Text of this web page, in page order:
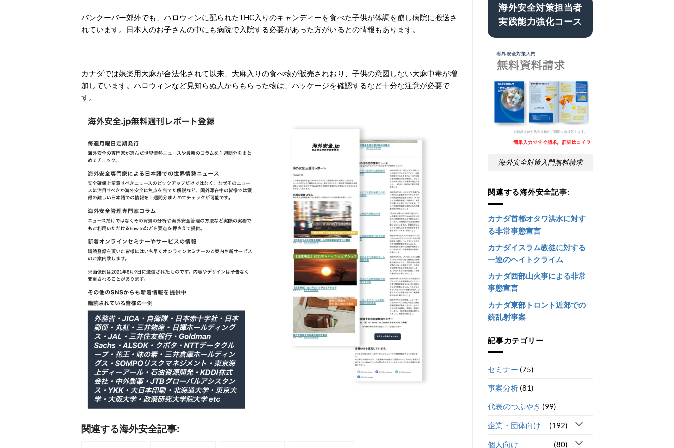
バンクーバー郊外でも、ハロウィンに配られたTHC入りのキャンディーを食べた子供が体調を崩し病院に搬送さ
れています。日本人のお子さんの中にも病院で入院する必要があった方がいるとの情報もあります。
カナダでは娯楽用大麻が合法化されて以来、大麻入りの食べ物が販売されおり、子供の意図しない大麻中毒が増
加しています。ハロウィンなど見知らぬ人からもらった物は、パッケージを確認するなど十分な注意が必要で
す。
関連する海外安全記事:
海外安全対策担当者
実践能力強化コース
海外安全対策入門無料請求
関連する海外安全記事:
カナダ首都オタワ洪水に対す
る非常事態宣言
カナダイスラム教徒に対する
一連のヘイトクライム
カナダ西部山火事による非常
事態宣言
カナダ東部トロント近郊での
銃乱射事案
記事カテゴリー
セミナー (75)
事案分析 (81)
代表のつぶやき (99)
企業・団体向け (192)
個人向け (80)